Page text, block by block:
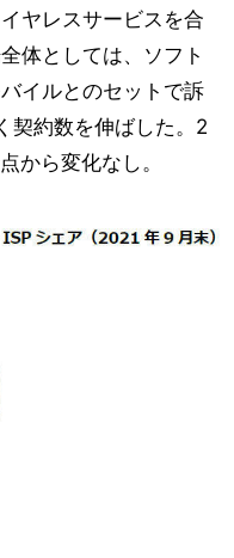
ヤレスサービスを合
体としては、ソフト
イルとのセットで訴
契約数を伸ばした。2
から変化なし。